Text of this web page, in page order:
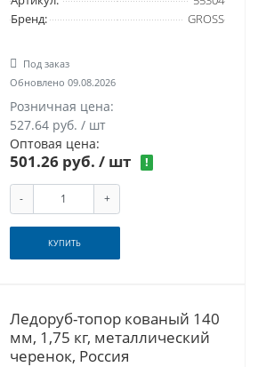
Бренд:
GROSS
Под заказ
Обновлено 09.08.2026
Розничная цена:
527.64 руб. / шт
Оптовая цена:
501.26 руб. / шт !
- +
КУПИТЬ
Ледоруб-топор кованый 140
мм, 1,75 кг, металлический
черенок, Россия